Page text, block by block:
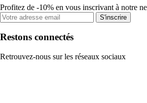
Profitez de -10% en vous inscrivant à notre
S'inscrire
Restons connectés
Retrouvez-nous sur les réseaux sociaux